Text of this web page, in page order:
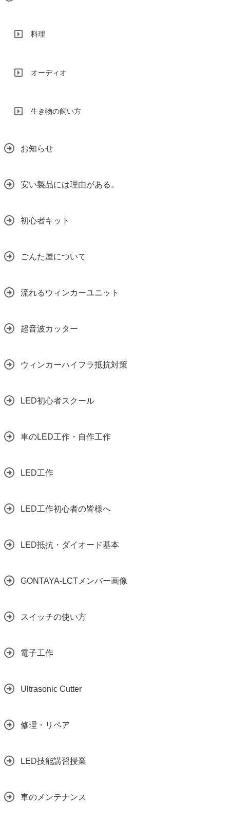
料理
オーディオ
生き物の飼い方
お知らせ
安い製品には理由がある。
初心者キット
ごんた屋について
流れるウィンカーユニット
超音波カッター
ウィンカーハイフラ抵抗対策
LED初心者スクール
車のLED工作・自作工作
LED工作
LED工作初心者の皆様へ
LED抵抗・ダイオード基本
GONTAYA-LCTメンバー画像
スイッチの使い方
電子工作
Ultrasonic Cutter
修理・リペア
LED技能講習授業
車のメンテナンス